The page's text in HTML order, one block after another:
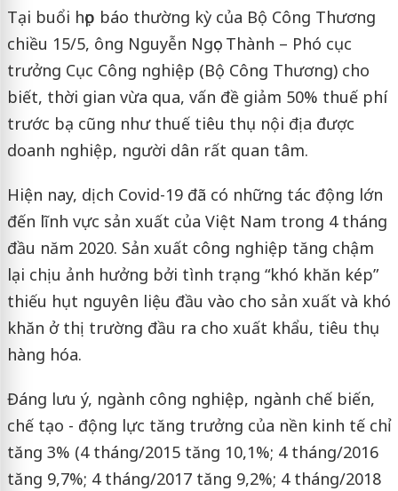
Tại buổi họp báo thường kỳ của Bộ Công Thương
chiều 15/5, ông Nguyễn Ngọc Thành – Phó cục
trưởng Cục Công nghiệp (Bộ Công Thương) cho
biết, thời gian vừa qua, vấn đề giảm 50% thuế phí
trước bạ cũng như thuế tiêu thụ nội địa được
doanh nghiệp, người dân rất quan tâm.
Hiện nay, dịch Covid-19 đã có những tác động lớn
đến lĩnh vực sản xuất của Việt Nam trong 4 tháng
đầu năm 2020. Sản xuất công nghiệp tăng chậm
lại chịu ảnh hưởng bởi tình trạng “khó khăn kép”
thiếu hụt nguyên liệu đầu vào cho sản xuất và khó
khăn ở thị trường đầu ra cho xuất khẩu, tiêu thụ
hàng hóa.
Đáng lưu ý, ngành công nghiệp, ngành chế biến,
chế tạo - động lực tăng trưởng của nền kinh tế chỉ
tăng 3% (4 tháng/2015 tăng 10,1%; 4 tháng/2016
tăng 9,7%; 4 tháng/2017 tăng 9,2%; 4 tháng/2018